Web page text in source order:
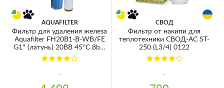
AQUAFILTER
Фильтр для удаления железа
Aquafilter FH20B1-B-WB/FE
G1'' (латунь) 20BB 45°C 8bar
с манометром (картридж
Aquafilter FCCFE20BB)
СВОД
Фильтр от накипи для
теплотехники СВОД-АС ST-
250 (L3/4) 0122